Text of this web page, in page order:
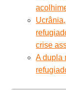
crise
A dupla